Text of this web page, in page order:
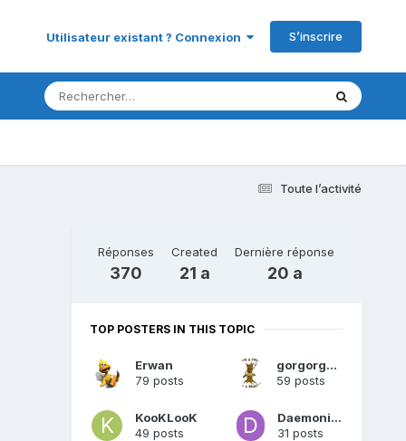
Utilisateur existant ? Connexion S’inscrire
Toute l’activité
Réponses
370
Created
21 a
Dernière réponse
20 a
TOP POSTERS IN THIS TOPIC
Erwan
79 posts
gorgorgueu
59 posts
KooKLooK
49 posts
Daemonium
31 posts